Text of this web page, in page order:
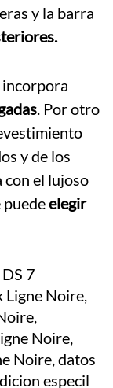
y la barra
incorpora
. Por otro
y de los
con el lujoso
puedeelegir